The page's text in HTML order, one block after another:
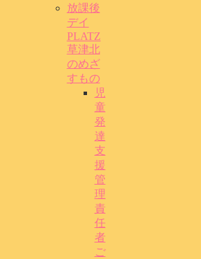
放課後
デイ
PLATZ
草津北
のめざ
すもの
児
童
発
達
支
援
管
理
責
任
者
ご